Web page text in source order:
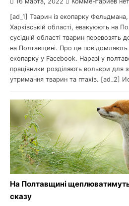
[ad_1] Тварин із екопарку
Харківській області, евакуюють на
сусідній області тварин перевозять
на Полтавщині. Про це повідомляють
екопарку у Facebook. Наразі у
працівники розділяють вольєри для
утримання тварин та птахів. [ad_2]
На Полтавщині
сказу